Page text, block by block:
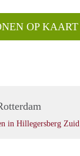
OP KAART
in Hillegersberg Zuid